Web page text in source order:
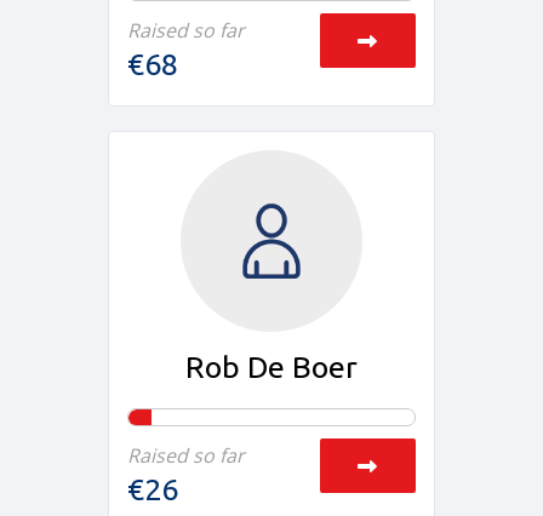
Raised so far
€68
Rob De Boer
Raised so far
€26